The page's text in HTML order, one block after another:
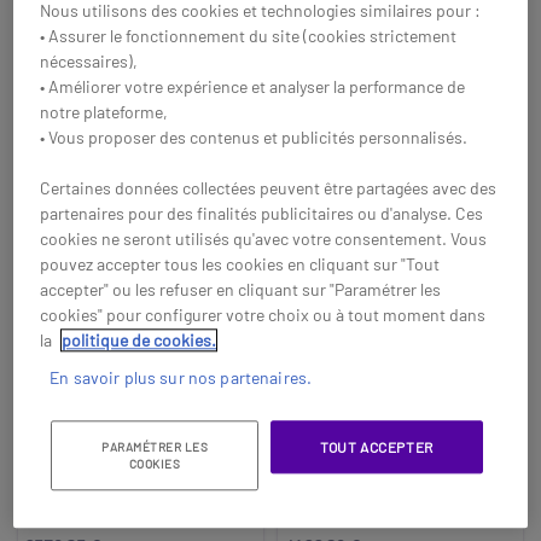
Acheter
Acheter
Small Room MTR
Windows
Kit de visioconférence pour
salles Windows, avec barre
Huddle Room MTR
Windows
Nous utilisons des cookies et technologies similaires pour :
• Assurer le fonctionnement du site (cookies strictement
nécessaires),
• Améliorer votre expérience et analyser la performance de
notre plateforme,
• Vous proposer des contenus et publicités personnalisés.
Certaines données collectées peuvent être partagées avec des
partenaires pour des finalités publicitaires ou d'analyse. Ces
cookies ne seront utilisés qu'avec votre consentement. Vous
pouvez accepter tous les cookies en cliquant sur "Tout
accepter" ou les refuser en cliquant sur "Paramétrer les
cookies" pour configurer votre choix ou à tout moment dans
la politique de cookies.
En savoir plus sur nos partenaires.
PARAMÉTRER LES
COOKIES
TOUT ACCEPTER